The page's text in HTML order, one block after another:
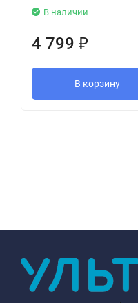
В наличии
4 799 ₽
В корзину